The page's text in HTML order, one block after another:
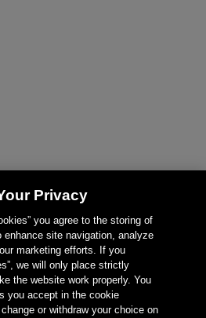
Privacy
you agree to the storing of
site navigation, analyze
marketing efforts. If you
we will only place strictly
the website work properly. You
you accept in the cookie
or withdraw your choice on